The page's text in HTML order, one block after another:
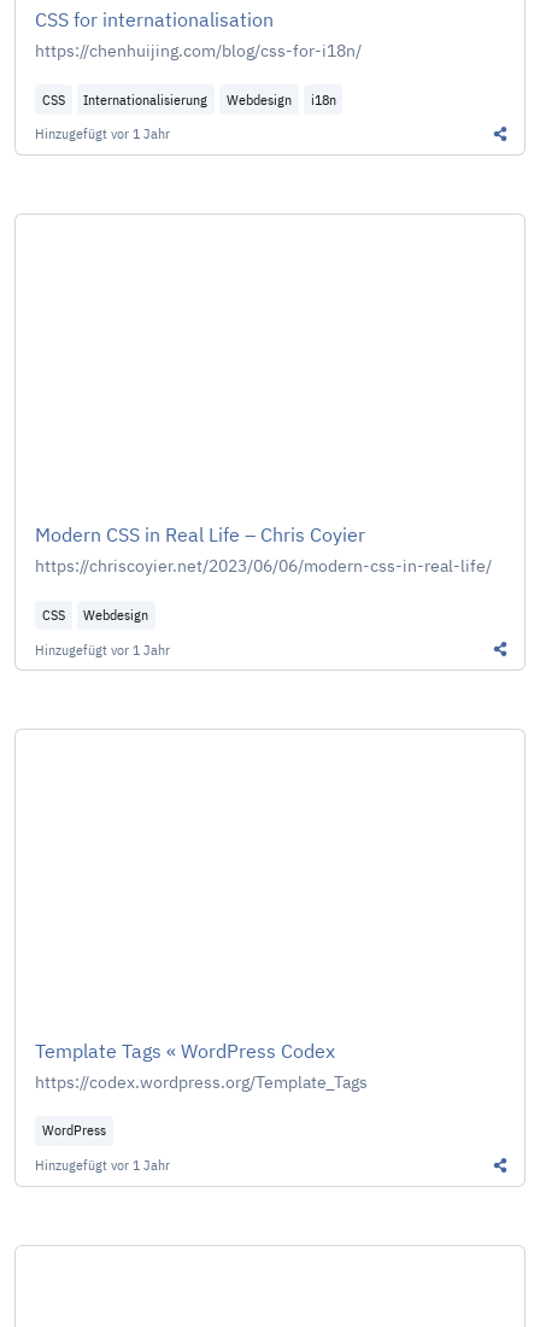
CSS for internationalisation
https://chenhuijing.com/blog/css-for-i18n/
CSS Internationalisierung Webdesign
i18n
Hinzugefügt vor 1 Jahr
Modern CSS in Real Life – Chris Coyier
https://chriscoyier.net/2023/06/06/modern-css-in-real-life/
CSS
Webdesign
Hinzugefügt vor 1 Jahr
Template Tags « WordPress Codex
https://codex.wordpress.org/Template_Tags
WordPress
Hinzugefügt vor 1 Jahr